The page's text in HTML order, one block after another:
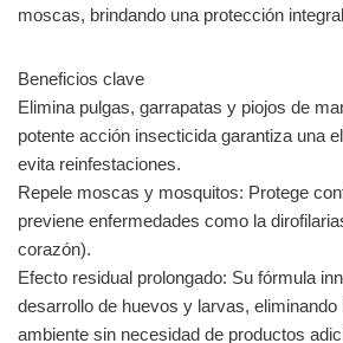
moscas, brindando una protección
Beneficios clave
Elimina pulgas, garrapatas y piojos de
potente acción insecticida garantiza una
evita reinfestaciones.
Repele moscas y mosquitos: Protege
previene enfermedades como la
corazón).
Efecto residual prolongado: Su fórmula
desarrollo de huevos y larvas,
ambiente sin necesidad de productos